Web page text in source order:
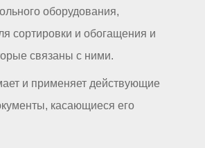
оборудования,
сортировки и обогащения и
связаны с ними.
и применяет действующие
касающиеся его